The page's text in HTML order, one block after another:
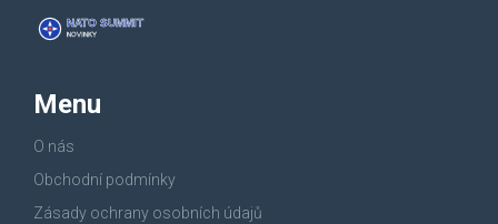
Menu
O nás
Obchodní podmínky
Zásady ochrany osobních údajů